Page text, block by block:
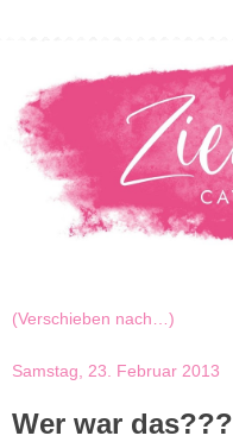
Samstag, 23. Februar 2013
Wer war das???